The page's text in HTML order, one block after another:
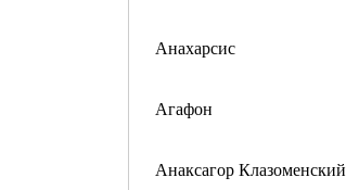
Анахарсис
Агафон
Анаксагор Клазоменский